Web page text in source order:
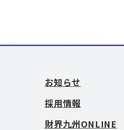
お知らせ
採用情報
財界九州ONLINE